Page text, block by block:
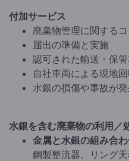
付加サービス
廃棄物管理に関する
届出の準備と実施
認可された輸送・保
自社車両による現地
水銀の損傷や事故が
水銀を含む廃棄物の利用／
金属と水銀の組み合
鋼製整流器、リング